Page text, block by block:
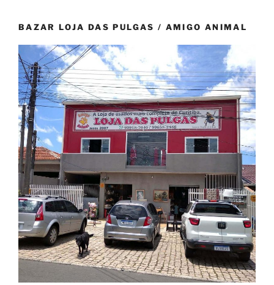
BAZAR LOJA DAS PULGAS / AMIGO ANIMAL